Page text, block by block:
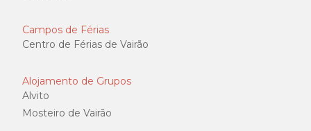
Campos de Férias
Centro de Férias de Vairão
Alojamento de Grupos
Alvito
Mosteiro de Vairão